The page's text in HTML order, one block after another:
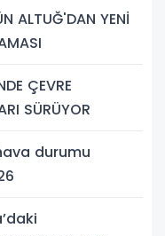
ALTUĞ'DAN YENİ
ÇEVRE
SÜRÜYOR
durumu